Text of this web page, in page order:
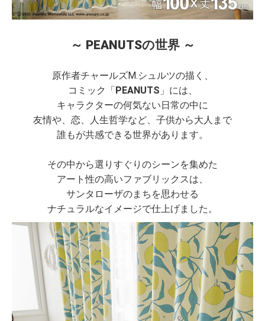
～ PEANUTSの世界 ～
原作者チャールズM.シュルツの描く、
コミック「 PEANUTS 」には、
キャラクターの何気ない日常の中に
友情や、恋、人生哲学など、子供から大人まで
誰もが共感できる世界があります。
その中から選りすぐりのシーンを集めた
アート性の高いファブリックスは、
サンタローザのまちを思わせる
ナチュラルなイメージで仕上げました。